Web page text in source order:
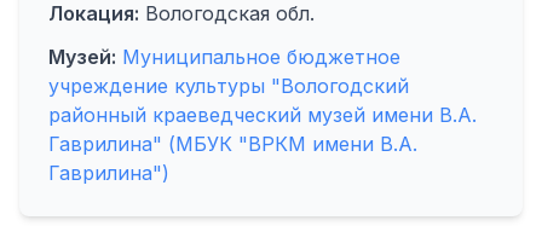
Локация: Вологодская обл.
Музей: Муниципальное бюджетное
учреждение культуры "Вологодский
районный краеведческий музей имени В.А.
Гаврилина" (МБУК "ВРКМ имени В.А.
Гаврилина")